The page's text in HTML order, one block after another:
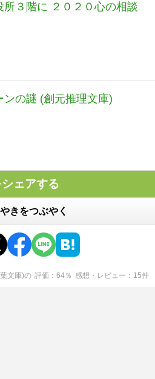
所３階に ２０２０心の相談
ンの謎 (創元推理文庫)
ェアする
きをつぶやく
文庫)の 評価 64％ 感想・レビュー 15件